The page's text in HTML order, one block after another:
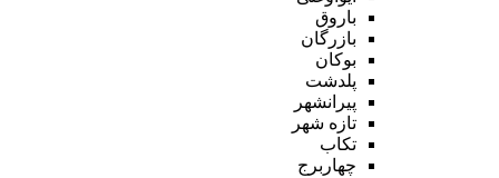
باروق
بازرگان
بوکان
پلدشت
پیرانشهر
تازه شهر
تکاب
چهاربرج